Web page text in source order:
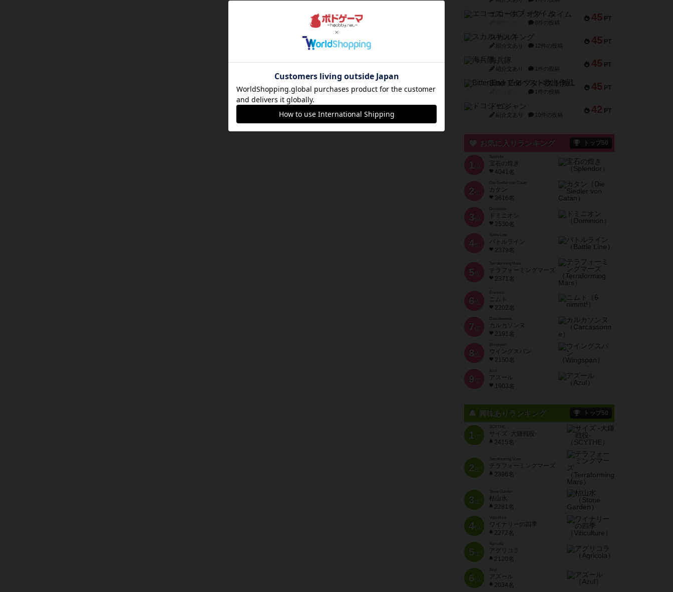
45 PT
エコーズ・オブ・タイム
8件の投稿
45 PT
スカルキング
紹介文あり 12件の投稿
45 PT
海兵隊
紹介文あり 1件の投稿
45 PT
Bitter End ブタペスト救出作戦
1件の投稿
42 PT
ドコジャン
紹介文あり 10件の投稿
お気に入りランキング トップ50
1 位
宝石の煌き
4041名
2 位
Die Siedler von Catan
カタン
3616名
3 位
ドミニオン
2530名
4位
Battle Line
バトルライン
2379名
5 位
Terraforming Mars
テラフォーミングマーズ
2371名
6 位
ニムト
2202名
7 位
Carcassonne
カルカソンヌ
2191名
8 位
Wingspan
ウイングスパン
2150名
9 位
Azul
アズール
1903名
興味ありランキング トップ50
1位
SCYTHE
サイズ -大鎌戦役-
2415名
2位
Terraforming Mars
テラフォーミングマーズ
2396名
3位
Stone Garden
枯山水
2281名
4位
Viticulture
ワイナリーの四季
2272名
5位
Agricola
アグリコラ
2120名
6位
Azul
アズール
2034名